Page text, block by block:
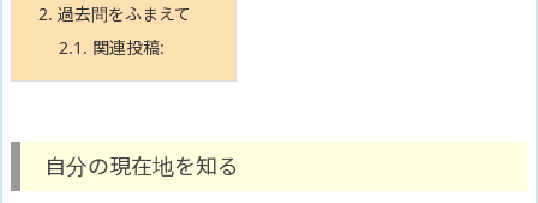
2. 過去問をふまえて
2.1. 関連投稿:
自分の現在地を知る